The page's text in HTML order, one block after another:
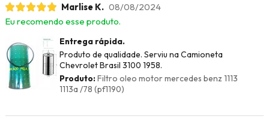
Marlise K. 08/08/2024
Eu recomendo esse produto.
Entrega rápida.
Produto de qualidade. Serviu na Camioneta
Chevrolet Brasil 3100 1958.
Produto:Filtro oleo motor mercedes benz 1113
1113a /78 (pf1190)